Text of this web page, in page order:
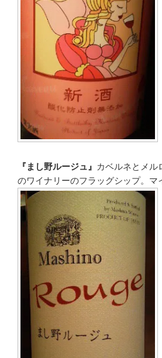
『まし野ルージュ』 カベルネとメル
のワイナリーのフラッグシップ。マ